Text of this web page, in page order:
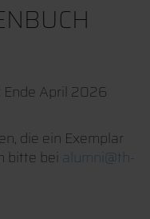
April 2026
die ein Exemplar
bitte bei alumni@th-